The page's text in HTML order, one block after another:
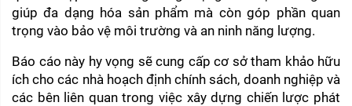
giúp đa dạng hóa sản phẩm mà còn góp phần quan
trọng vào bảo vệ môi trường và an ninh năng lượng.
Báo cáo này hy vọng sẽ cung cấp cơ sở tham khảo hữu
ích cho các nhà hoạch định chính sách, doanh nghiệp và
các bên liên quan trong việc xây dựng chiến lược phát